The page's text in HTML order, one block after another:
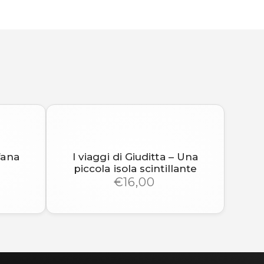
I viaggi di Giuditta – Una
piccola isola scintillante
€16,00